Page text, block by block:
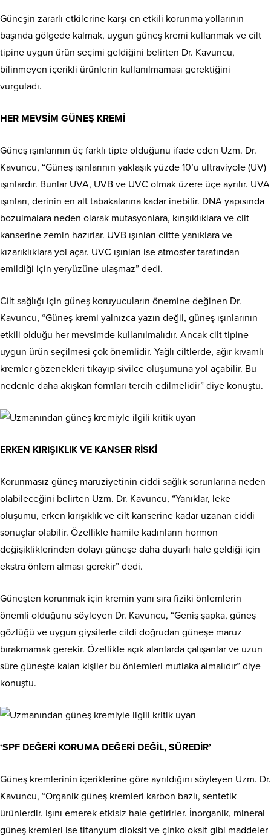
Güneşin zararlı etkilerine karşı en etkili korunma yollarının
başında gölgede kalmak, uygun güneş kremi kullanmak ve cilt
tipine uygun ürün seçimi geldiğini belirten Dr. Kavuncu,
bilinmeyen içerikli ürünlerin kullanılmaması gerektiğini
vurguladı.
HER MEVSİM GÜNEŞ KREMİ
Güneş ışınlarının üç farklı tipte olduğunu ifade eden Uzm. Dr.
Kavuncu, “Güneş ışınlarının yaklaşık yüzde 10’u ultraviyole (UV)
ışınlardır. Bunlar UVA, UVB ve UVC olmak üzere üçe ayrılır. UVA
ışınları, derinin en alt tabakalarına kadar inebilir. DNA yapısında
bozulmalara neden olarak mutasyonlara, kırışıklıklara ve cilt
kanserine zemin hazırlar. UVB ışınları ciltte yanıklara ve
kızarıklıklara yol açar. UVC ışınları ise atmosfer tarafından
emildiği için yeryüzüne ulaşmaz” dedi.
Cilt sağlığı için güneş koruyucuların önemine değinen Dr.
Kavuncu, “Güneş kremi yalnızca yazın değil, güneş ışınlarının
etkili olduğu her mevsimde kullanılmalıdır. Ancak cilt tipine
uygun ürün seçilmesi çok önemlidir. Yağlı ciltlerde, ağır kıvamlı
kremler gözenekleri tıkayıp sivilce oluşumuna yol açabilir. Bu
nedenle daha akışkan formları tercih edilmelidir” diye konuştu.
ERKEN KIRIŞIKLIK VE KANSER RİSKİ
Korunmasız güneş maruziyetinin ciddi sağlık sorunlarına neden
olabileceğini belirten Uzm. Dr. Kavuncu, “Yanıklar, leke
oluşumu, erken kırışıklık ve cilt kanserine kadar uzanan ciddi
sonuçlar olabilir. Özellikle hamile kadınların hormon
değişikliklerinden dolayı güneşe daha duyarlı hale geldiği için
ekstra önlem alması gerekir” dedi.
Güneşten korunmak için kremin yanı sıra fiziki önlemlerin
önemli olduğunu söyleyen Dr. Kavuncu, “Geniş şapka, güneş
gözlüğü ve uygun giysilerle cildi doğrudan güneşe maruz
bırakmamak gerekir. Özellikle açık alanlarda çalışanlar ve uzun
süre güneşte kalan kişiler bu önlemleri mutlaka almalıdır” diye
konuştu.
‘SPF DEĞERİ KORUMA DEĞERİ DEĞİL, SÜREDİR’
Güneş kremlerinin içeriklerine göre ayrıldığını söyleyen Uzm. Dr.
Kavuncu, “Organik güneş kremleri karbon bazlı, sentetik
ürünlerdir. Işını emerek etkisiz hale getirirler. İnorganik, mineral
güneş kremleri ise titanyum dioksit ve çinko oksit gibi maddeler